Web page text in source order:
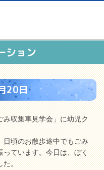
ション
20日
収集車見学会」に幼児ク
日頃のお散歩途中でもごみ
っています。今日は、ぼく
た。